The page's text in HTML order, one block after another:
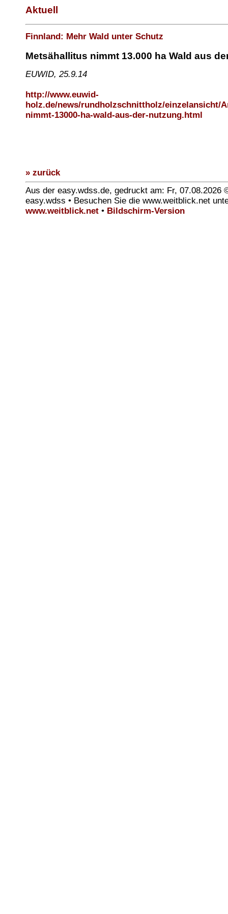
Aktuell
Finnland: Mehr Wald unter Schutz
Metsähallitus nimmt 13.000 ha Wald aus
EUWID, 25.9.14
http://www.euwid-
holz.de/news/rundholzschnittholz/einzelansicht/
nimmt-13000-ha-wald-aus-der-nutzung.html
» zurück
Aus der easy.wdss.de, gedruckt am: Fr, 07.08.2026
easy.wdss • Besuchen Sie die www.weitblick.net
www.weitblick.net • Bildschirm-Version